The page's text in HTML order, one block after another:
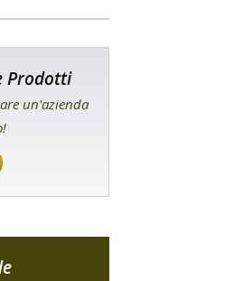
Prodotti
un'azienda